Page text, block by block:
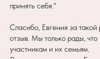
принять себя."
Спасибо, Евгения за такой
отзыв. Мы только рады,
участникам и их семьям.